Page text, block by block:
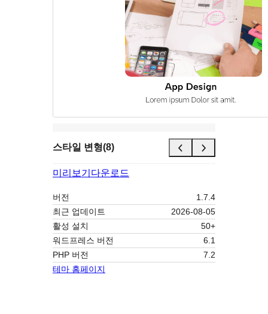
스타일 변형(8)
미리보기 다운로드
버전
1.7.4
최근 업데이트
2026-08-05
활성 설치
50+
워드프레스 버전
6.1
PHP 버전
7.2
테마 홈페이지